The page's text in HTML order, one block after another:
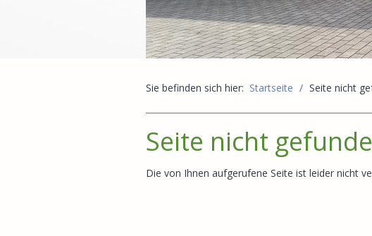
Sie befinden sich hier: Startseite / Seite nicht
Seite nicht
Die von Ihnen aufgerufene Seite ist leider nicht